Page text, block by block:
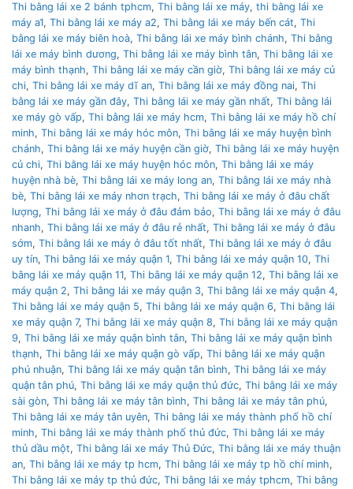
Thi bằng lái xe 2 bánh tphcm, Thi bằng lái xe máy, thi bằng lái xe
máy a1, Thi bằng lái xe máy a2, Thi bằng lái xe máy bến cát, Thi
bằng lái xe máy biên hoà, Thi bằng lái xe máy bình chánh, Thi bằng
lái xe máy bình dương, Thi bằng lái xe máy bình tân, Thi bằng lái xe
máy bình thạnh, Thi bằng lái xe máy cần giờ, Thi bằng lái xe máy củ
chi, Thi bằng lái xe máy dĩ an, Thi bằng lái xe máy đồng nai, Thi
bằng lái xe máy gần đây, Thi bằng lái xe máy gần nhất, Thi bằng lái
xe máy gò vấp, Thi bằng lái xe máy hcm, Thi bằng lái xe máy hồ chí
minh, Thi bằng lái xe máy hóc môn, Thi bằng lái xe máy huyện bình
chánh, Thi bằng lái xe máy huyện cần giờ, Thi bằng lái xe máy huyện
củ chi, Thi bằng lái xe máy huyện hóc môn, Thi bằng lái xe máy
huyện nhà bè, Thi bằng lái xe máy long an, Thi bằng lái xe máy nhà
bè, Thi bằng lái xe máy nhơn trạch, Thi bằng lái xe máy ở đâu chất
lượng, Thi bằng lái xe máy ở đâu đảm bảo, Thi bằng lái xe máy ở đâu
nhanh, Thi bằng lái xe máy ở đâu rẻ nhất, Thi bằng lái xe máy ở đâu
sớm, Thi bằng lái xe máy ở đâu tốt nhất, Thi bằng lái xe máy ở đâu
uy tín, Thi bằng lái xe máy quận 1, Thi bằng lái xe máy quận 10, Thi
bằng lái xe máy quận 11, Thi bằng lái xe máy quận 12, Thi bằng lái xe
máy quận 2, Thi bằng lái xe máy quận 3, Thi bằng lái xe máy quận 4,
Thi bằng lái xe máy quận 5, Thi bằng lái xe máy quận 6, Thi bằng lái
xe máy quận 7, Thi bằng lái xe máy quận 8, Thi bằng lái xe máy quận
9, Thi bằng lái xe máy quận bình tân, Thi bằng lái xe máy quận bình
thạnh, Thi bằng lái xe máy quận gò vấp, Thi bằng lái xe máy quận
phú nhuận, Thi bằng lái xe máy quận tân bình, Thi bằng lái xe máy
quận tân phú, Thi bằng lái xe máy quận thủ đức, Thi bằng lái xe máy
sài gòn, Thi bằng lái xe máy tân bình, Thi bằng lái xe máy tân phú,
Thi bằng lái xe máy tân uyên, Thi bằng lái xe máy thành phố hồ chí
minh, Thi bằng lái xe máy thành phố thủ đức, Thi bằng lái xe máy
thủ dầu một, Thi bằng lái xe máy Thủ Đức, Thi bằng lái xe máy thuận
an, Thi bằng lái xe máy tp hcm, Thi bằng lái xe máy tp hồ chí minh,
Thi bằng lái xe máy tp thủ đức, Thi bằng lái xe máy tphcm, Thi bằng